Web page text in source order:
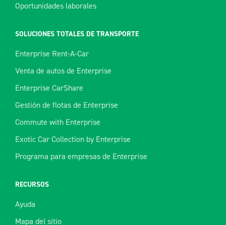
Oportunidades laborales
SOLUCIONES TOTALES DE TRANSPORTE
Enterprise Rent-A-Car
Venta de autos de Enterprise
Enterprise CarShare
Gestión de flotas de Enterprise
Commute with Enterprise
Exotic Car Collection by Enterprise
Programa para empresas de Enterprise
RECURSOS
Ayuda
Mapa del sitio